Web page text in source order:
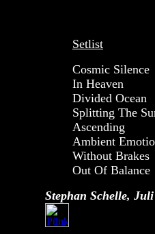
Setlist
Cosmic Silence
In Heaven
Divided Ocean
Splitting The
Ascending
Ambient
Without Brakes
Out Of Balance
Stephan Schelle,